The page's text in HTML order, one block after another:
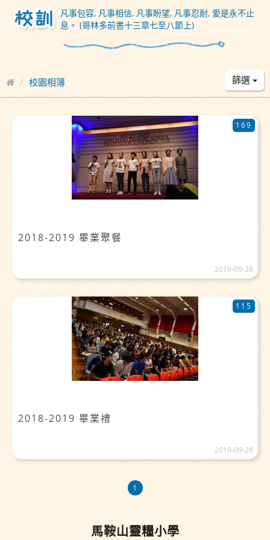
凡事包容, 凡事相信, 凡事盼望, 凡事忍耐, 愛是永不止
息。 (哥林多前書十三章七至八節上)
校園相簿 篩選
2018-2019 畢業聚餐
169
2019-09-28
2018-2019 畢業禮
115
2019-09-28
1
馬鞍山靈糧小學